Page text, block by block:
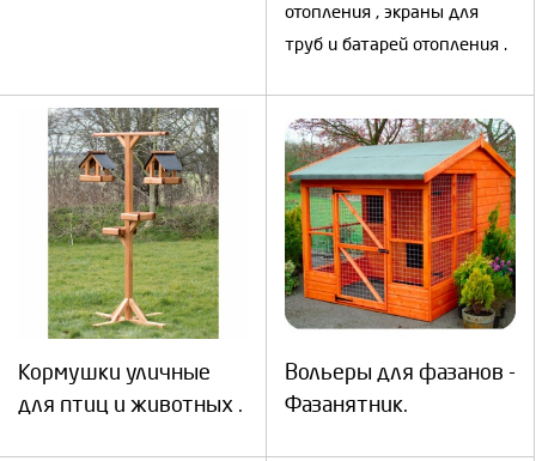
отопления , экраны для
труб и батарей отопления .
Кормушки уличные
для птиц и животных .
Вольеры для фазанов -
Фазанятник.